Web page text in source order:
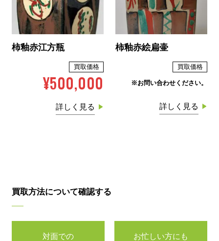
柿釉赤江方瓶
買取価格
¥500,000
詳しく見る
柿釉赤絵扁壷
買取価格
※お問い合わせください。
詳しく見る
買取方法について確認する
対面での
お忙しい方にも